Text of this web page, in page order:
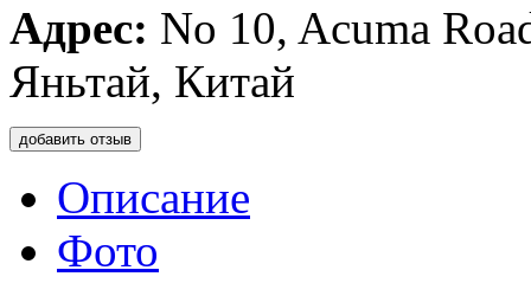
Адрес: No 10, Acuma
Яньтай, Китай
добавить отзыв
Описание
Фото